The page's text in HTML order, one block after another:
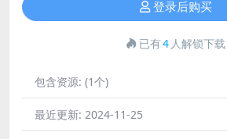
登录后购买
已有4 人解锁下载
包含资源: (1个)
最近更新: 2024-11-25